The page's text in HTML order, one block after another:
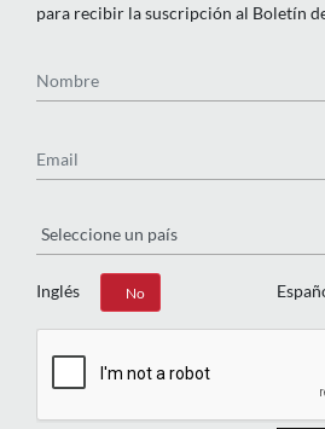
para recibir la suscripción al Boletín
Inglés
Sí No